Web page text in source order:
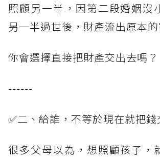
照顧另一半，因第二段婚姻沒
另一半過世後，財產流出原本
你會選擇直接把財產交出去嗎？
------
✅二、給誰，不等於現在就把錢
很多父母以為，想照顧孩子，